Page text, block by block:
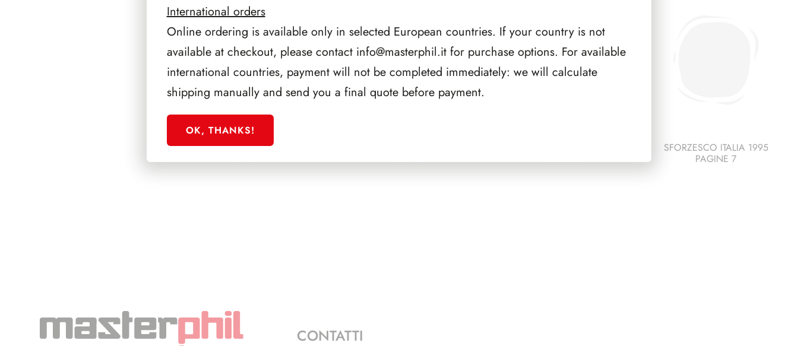
SFORZESCO ITALIA 1986
PAGINE 4
PAGINE 3
PAGINE 6
SFORZESCO ITALIA 1995
PAGINE 7
CONTATTI
International orders
Online ordering is available only in selected European countries. If your country is not
available at checkout, please contact info@masterphil.itfor purchase options. For available
international countries, payment will not be completed immediately: we will calculate
shipping manually and send you a final quote before payment.
OK, THANKS!